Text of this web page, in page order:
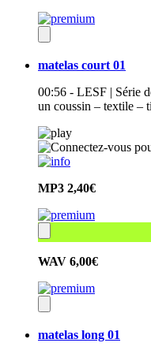
matelas court 01
00:56 - LESF | Série
un coussin – textile –
MP3 2,40€
WAV 6,00€
matelas long 01